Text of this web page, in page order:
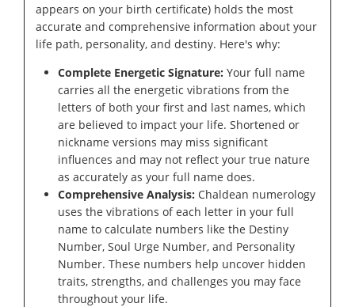
appears on your birth certificate) holds the most
accurate and comprehensive information about your
life path, personality, and destiny. Here's why:
Complete Energetic Signature: Your full name
carries all the energetic vibrations from the
letters of both your first and last names, which
are believed to impact your life. Shortened or
nickname versions may miss significant
influences and may not reflect your true nature
as accurately as your full name does.
Comprehensive Analysis: Chaldean numerology
uses the vibrations of each letter in your full
name to calculate numbers like the Destiny
Number, Soul Urge Number, and Personality
Number. These numbers help uncover hidden
traits, strengths, and challenges you may face
throughout your life.